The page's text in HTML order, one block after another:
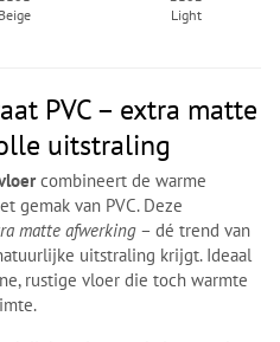
Beige
Light
PVC – extra matte
uitstraling
combineert de warme
gemak van PVC. Deze
matte afwerking – dé trend van
uitstraling krijgt. Ideaal
rustige vloer die toch warmte